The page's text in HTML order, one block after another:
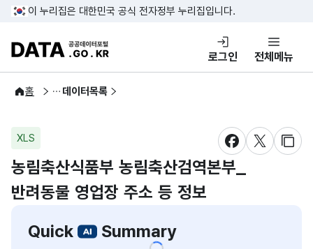
콘텐츠 바로가기
푸터 바로가기
이 누리집은 대한민국 공식 전자정부 누리집입니다.
DATA.GO.KR 공공데이터포털
로그인 전체메뉴
홈
공공데이터 데이터목록
XLS
새창 열림새창 열림
새창
농림축산식품부 농림축산검역본부_
반려동물 영업장 주소 등 정보
Quick
Summary